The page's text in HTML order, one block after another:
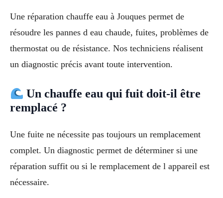
Une réparation chauffe eau à Jouques permet de
résoudre les pannes d eau chaude, fuites, problèmes de
thermostat ou de résistance. Nos techniciens réalisent
un diagnostic précis avant toute intervention.
Un chauffe eau qui fuit doit-il être
remplacé ?
Une fuite ne nécessite pas toujours un remplacement
complet. Un diagnostic permet de déterminer si une
réparation suffit ou si le remplacement de l appareil est
nécessaire.